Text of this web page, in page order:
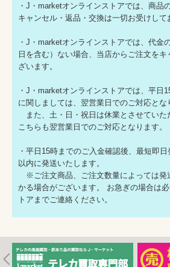
・J・marketオンラインストアでは、商品
キャンセル・返品・交換は一切お受けして
・J・marketオンラインストアでは、代金
日を含む）ない場合、当店からご注文を
ざいます。
・J・marketオンラインストアでは、平日
に関しましては、翌営業日でのご対応とな
また、土・日・祝日は休業とさせていた
こちらも翌営業日でのご対応となります
・平日15時までのご入金確認後、最短即
以内に発送いたします。
※ご注文商品、ご注文数量によっては発
かる場合がございます。 お急ぎの場合は
トアまでご連絡ください。